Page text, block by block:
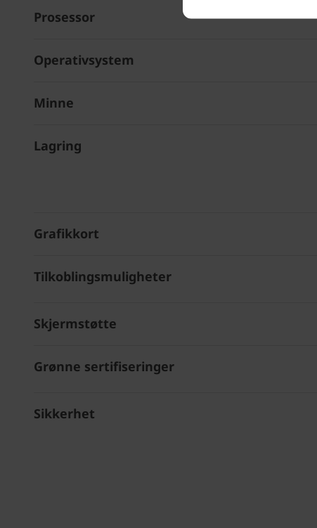
Prosessor
Operativsystem
Minne
Lagring
Grafikkort
Tilkoblingsmuligheter
Skjermstøtte
Grønne sertifiseringer
Sikkerhet